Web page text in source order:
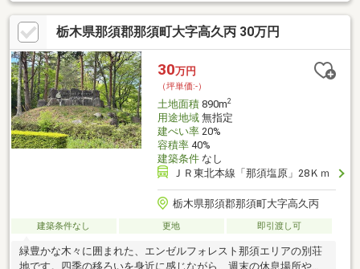
地について、売買、賃貸等の契約を締結しようとする場合、現所
有者（売主等）は、契約締結の30日前までに知事への事前届出が
必要となります。※図面と現況に相違がある場合は現況優先と致
します。
栃木県那須郡那須町大字高久丙 30万円
30万円
（坪単価:-）
土地面積890m2
用途地域無指定
建ぺい率20%
容積率40%
建築条件なし
ＪＲ東北本線「那須塩原」28Ｋｍ
栃木県那須郡那須町大字高久丙
建築条件なし 更地 即引渡し可
緑豊かな木々に囲まれた、エンゼルフォレスト那須エリアの別荘
地です。四季の移ろいを身近に感じながら、週末の休息場所や将